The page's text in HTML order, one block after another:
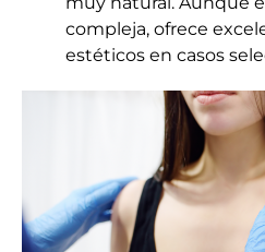
compleja, ofrece
estéticos en casos